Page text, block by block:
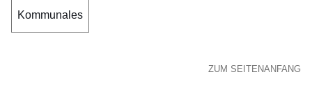
Kommunales
ZUM SEITENANFANG